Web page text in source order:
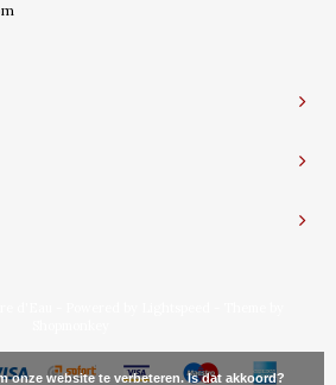
onze website te verbeteren. Is dat akkoord?